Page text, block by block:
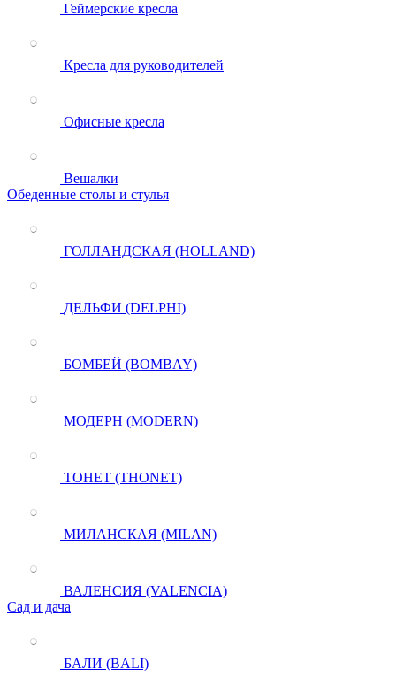
Геймерские кресла
Кресла для руководителей
Офисные кресла
Вешалки
Обеденные столы и стулья
ГОЛЛАНДСКАЯ (HOLLAND)
ДЕЛЬФИ (DELPHI)
БОМБЕЙ (BOMBAY)
МОДЕРН (MODERN)
ТОНЕТ (THONET)
МИЛАНСКАЯ (MILAN)
ВАЛЕНСИЯ (VALENCIA)
Сад и дача
БАЛИ (BALI)